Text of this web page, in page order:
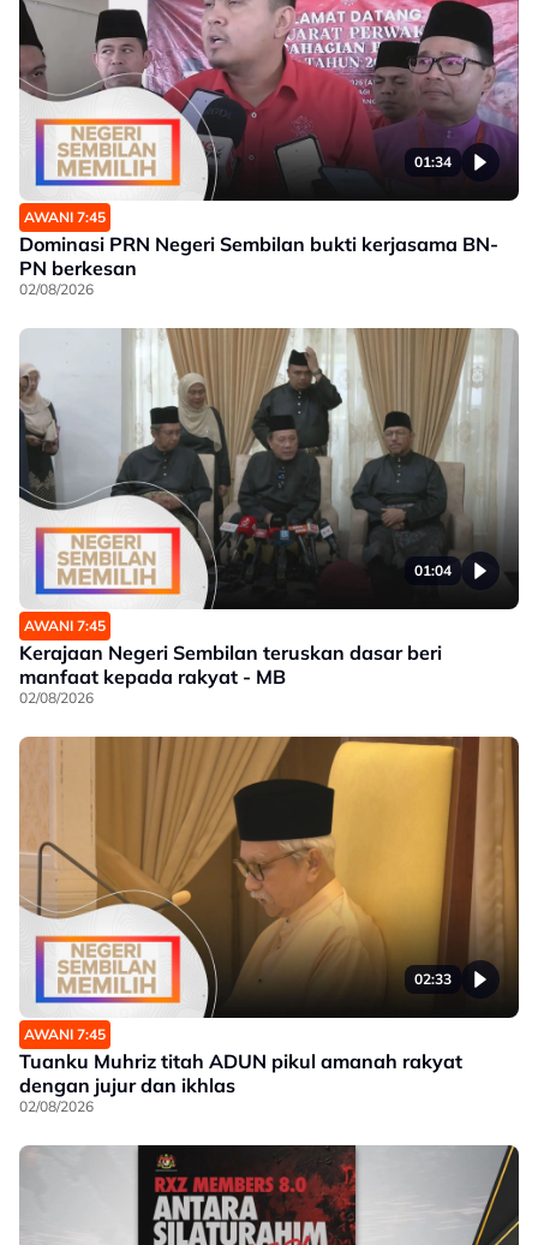
01:34
AWANI 7:45
Dominasi PRN Negeri Sembilan bukti kerjasama BN-
PN berkesan
02/08/2026
01:04
AWANI 7:45
Kerajaan Negeri Sembilan teruskan dasar beri
manfaat kepada rakyat - MB
02/08/2026
02:33
AWANI 7:45
Tuanku Muhriz titah ADUN pikul amanah rakyat
dengan jujur dan ikhlas
02/08/2026